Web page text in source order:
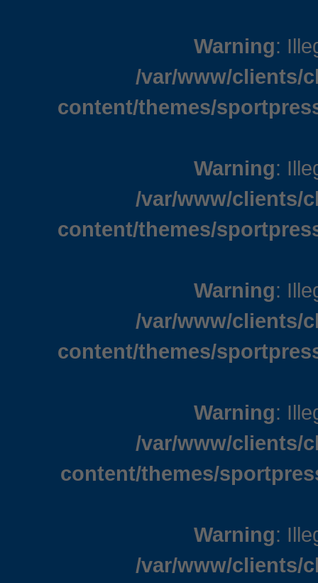
Warning:
/var/www/clients/
content/themes/
Warning:
/var/www/clients/
content/themes/
Warning:
/var/www/clients/
content/themes/
Warning:
/var/www/clients/
content/themes/
Warning:
/var/www/clients/